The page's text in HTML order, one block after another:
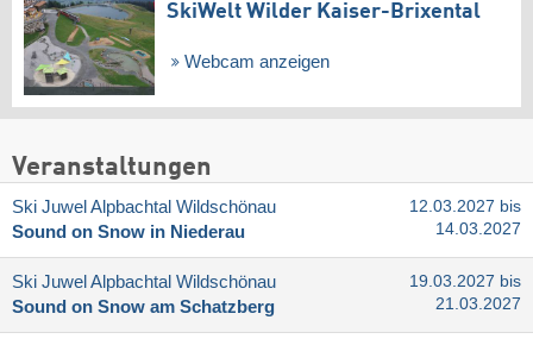
SkiWelt Wilder Kaiser-Brixental
Webcam anzeigen
Veranstaltungen
Ski Juwel Alpbachtal Wildschönau
Sound on Snow in Niederau
12.03.2027 bis
14.03.2027
Ski Juwel Alpbachtal Wildschönau
Sound on Snow am Schatzberg
19.03.2027 bis
21.03.2027